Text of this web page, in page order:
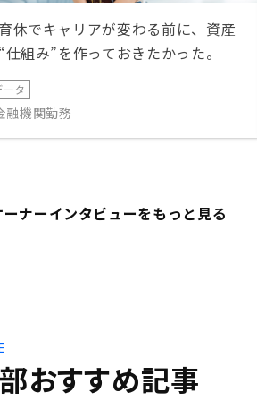
休でキャリアが変わる前に、資産
組み”を作っておきたかった。
タ
融機関勤務
ーナーインタビューをもっと見る
おすすめ記事